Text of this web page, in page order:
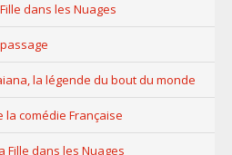
dans les Nuages
la légende du bout du monde
la comédie Française
Fille dans les Nuages